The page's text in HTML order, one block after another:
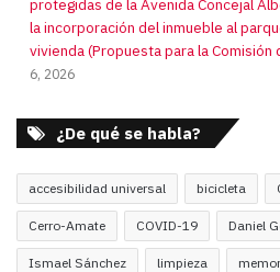
la incorporación del inmueble al
vivienda (Propuesta para la
6, 2026
¿De qué se habla?
accesibilidad universal bicicleta
Cerro-Amate COVID-19 Daniel
Ismael Sánchez limpieza